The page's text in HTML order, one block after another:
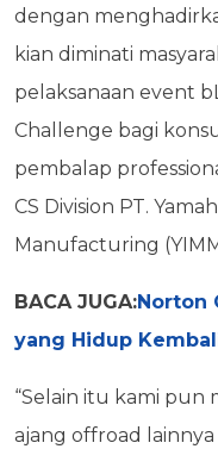
dengan
kian diminati
pelaksanaan event
Challenge bagi
pembalap
CS Division PT.
Manufacturing
BACA JUGA:Norton
yang Hidup
“Selain itu kami
ajang offroad